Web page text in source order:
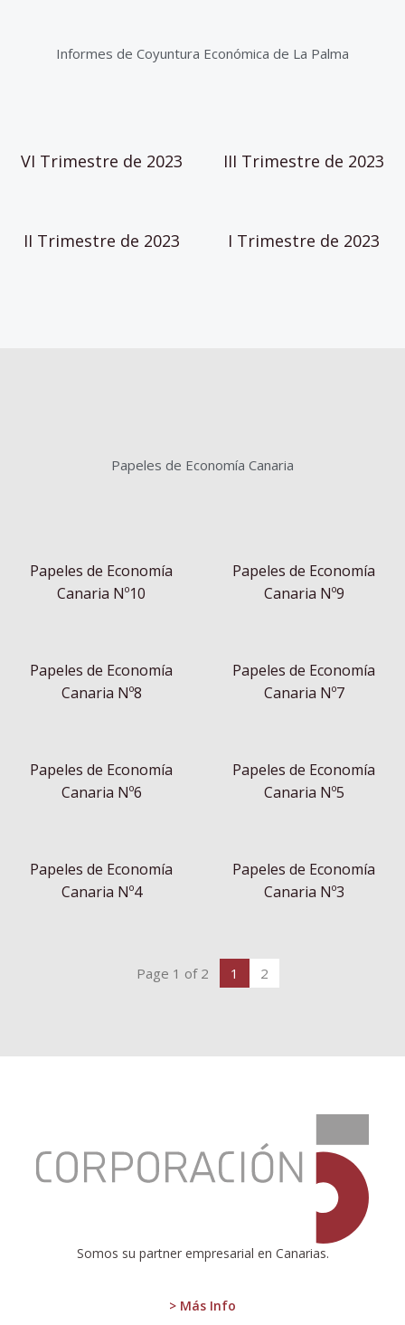
Informes de Coyuntura Económica de La Palma
VI Trimestre de 2023 III Trimestre de 2023
II Trimestre de 2023 I Trimestre de 2023
Papeles de Economía Canaria
Papeles de Economía
Canaria Nº10
Papeles de Economía
Canaria Nº9
Papeles de Economía
Canaria Nº8
Papeles de Economía
Canaria Nº7
Papeles de Economía
Canaria Nº6
Papeles de Economía
Canaria Nº5
Papeles de Economía
Canaria Nº4
Papeles de Economía
Canaria Nº3
Page 1 of 2 1 2
Somos su partner empresarial en Canarias.
> Más Info
Documentos
de
interés